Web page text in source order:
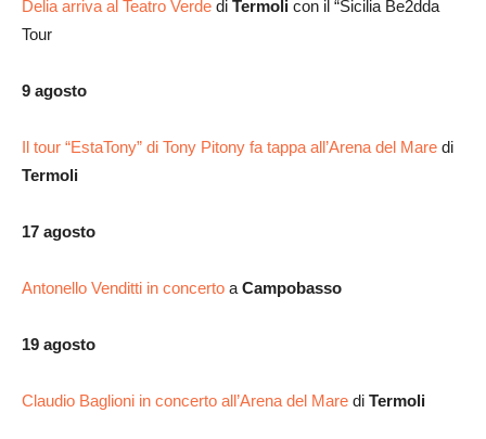
Delia arriva al Teatro Verde di Termoli con il “Sicilia Be2dda
Tour
9 agosto
Il tour “EstaTony” di Tony Pitony fa tappa all’Arena del Mare di
Termoli
17 agosto
Antonello Venditti in concerto a Campobasso
19 agosto
Claudio Baglioni in concerto all’Arena del Mare di Termoli